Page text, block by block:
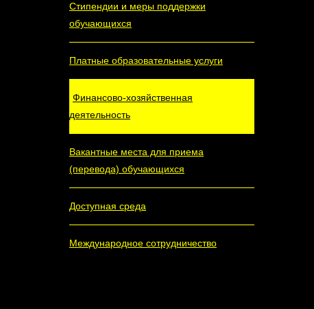
Стипендии и меры поддержки
обучающихся
Платные образовательные услуги
Финансово-хозяйственная
деятельность
Вакантные места для приема
(перевода) обучающихся
Доступная среда
Международное сотрудничество